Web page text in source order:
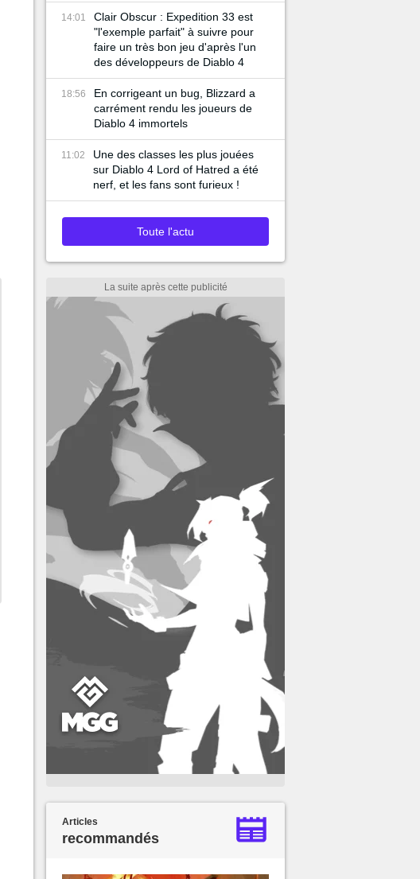
14:01
Clair Obscur : Expedition 33 est
"l'exemple parfait" à suivre pour
faire un très bon jeu d'après l'un
des développeurs de Diablo 4
18:56
En corrigeant un bug, Blizzard a
carrément rendu les joueurs de
Diablo 4 immortels
11:02
Une des classes les plus jouées
sur Diablo 4 Lord of Hatred a été
nerf, et les fans sont furieux !
Toute l'actu
Articles
recommandés